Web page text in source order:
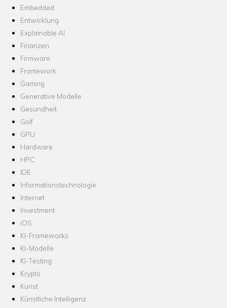
Embedded
Entwicklung
Explainable AI
Finanzen
Firmware
Framework
Gaming
Generative Modelle
Gesundheit
Golf
GPU
Hardware
HPC
IDE
Informationstechnologie
Internet
Investment
iOS
KI-Frameworks
KI-Modelle
KI-Testing
Krypto
Kunst
Künstliche Intelligenz